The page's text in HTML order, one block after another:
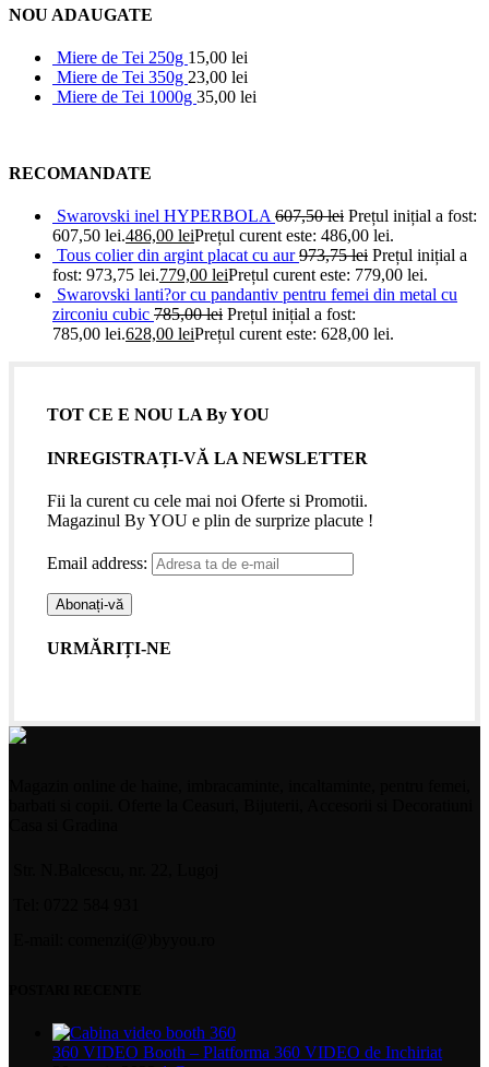
NOU ADAUGATE
Miere de Tei 250g 15,00 lei
Miere de Tei 350g 23,00 lei
Miere de Tei 1000g 35,00 lei
RECOMANDATE
Swarovski inel HYPERBOLA607,50lei Prețul inițial a fost:
607,50 lei.486,00 leiPrețul curent este: 486,00 lei.
Tous colier din argint placat cu aur973,75lei Prețul inițial a
fost: 973,75 lei.779,00 leiPrețul curent este: 779,00 lei.
Swarovski lanti?or cu pandantiv pentru femei din metal cu
zirconiu cubic 785,00lei Prețul inițial a fost:
785,00 lei.628,00 leiPrețul curent este: 628,00 lei.
TOT CE E NOU LA By YOU
INREGISTRAȚI-VĂ LA NEWSLETTER
Fii la curent cu cele mai noi Oferte si Promotii.
Magazinul By YOU e plin de surprize placute !
Email address:
URMĂRIȚI-NE
360 VIDEO Booth – Platforma 360 VIDEO de Inchiriat